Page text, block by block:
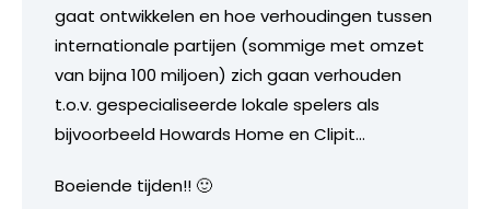
gaat ontwikkelen en hoe verhoudingen tussen
internationale partijen (sommige met omzet
van bijna 100 miljoen) zich gaan verhouden
t.o.v. gespecialiseerde lokale spelers als
bijvoorbeeld Howards Home en Clipit…
Boeiende tijden!! 🙂